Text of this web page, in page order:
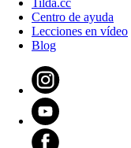
Tilda.cc
Centro de ayuda
Lecciones en vídeo
Blog